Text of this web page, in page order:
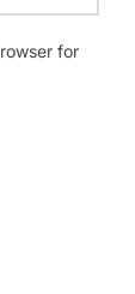
for